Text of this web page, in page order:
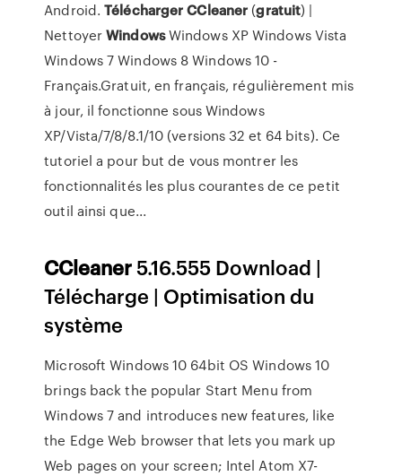
Android.Télécharger CCleaner (gratuit) |
NettoyerWindowsWindows XP Windows Vista
Windows 7 Windows 8 Windows 10 -
Français.Gratuit, en français, régulièrement mis
à jour, il fonctionne sous Windows
XP/Vista/7/8/8.1/10 (versions 32 et 64 bits). Ce
tutoriel a pour but de vous montrer les
fonctionnalités les plus courantes de ce petit
outil ainsi que...
CCleaner5.16.555 Download |
Télécharge | Optimisation du
système
Microsoft Windows 10 64bit OS Windows 10
brings back the popular Start Menu from
Windows 7 and introduces new features, like
the Edge Web browser that lets you mark up
Web pages on your screen; Intel Atom X7-